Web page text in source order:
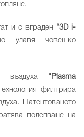
и с вграден “3D i-
улавя човешко
въздуха “Plasma
филтрира
Патентованото
полепване на